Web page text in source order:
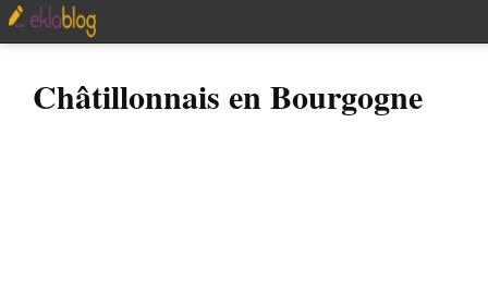
Châtillonnais en Bourgogne